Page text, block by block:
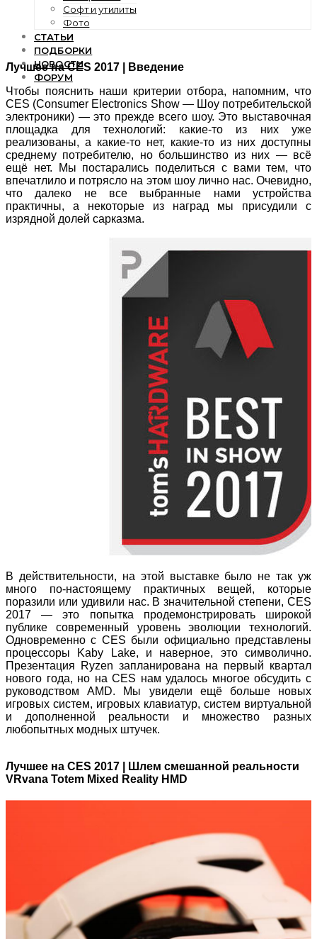
Софт и утилиты
Фото
СТАТЬИ
ПОДБОРКИ
НОВОСТИ
ФОРУМ
Лучшее на CES 2017 | Введение
Чтобы пояснить наши критерии отбора, напомним, что
CES (Consumer Electronics Show — Шоу потребительской
электроники) — это прежде всего шоу. Это выставочная
площадка для технологий: какие-то из них уже
реализованы, а какие-то нет, какие-то из них доступны
среднему потребителю, но большинство из них — всё
ещё нет. Мы постарались поделиться с вами тем, что
впечатлило и потрясло на этом шоу лично нас. Очевидно,
что далеко не все выбранные нами устройства
практичны, а некоторые из наград мы присудили с
изрядной долей сарказма.
В действительности, на этой выставке было не так уж
много по-настоящему практичных вещей, которые
поразили или удивили нас. В значительной степени, CES
2017 — это попытка продемонстрировать широкой
публике современный уровень эволюции технологий.
Одновременно с CES были официально представлены
процессоры Kaby Lake, и наверное, это символично.
Презентация Ryzen запланирована на первый квартал
нового года, но на CES нам удалось многое обсудить с
руководством AMD. Мы увидели ещё больше новых
игровых систем, игровых клавиатур, систем виртуальной
и дополненной реальности и множество разных
любопытных модных штучек.
Лучшее на CES 2017 | Шлем смешанной реальности
VRvana Totem Mixed Reality HMD